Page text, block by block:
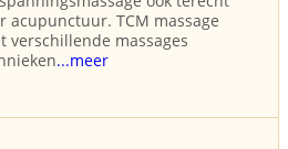
acupunctuur. TCM massage
verschillende massages
...meer